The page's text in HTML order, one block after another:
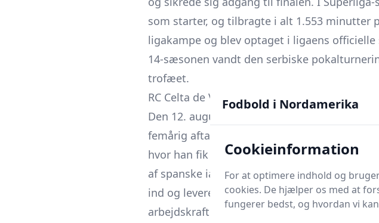
som starter, og tilbragte i alt 1.553 minutter
ligakampe og blev optaget i ligaens
14-sæsonen vandt den serbiske
trofæet.
RC Celta de Vigo
Den 12. august 2014 tog Radoja springet til
femårig aftale med La Liga-klubben RC
hvor han fik de sidste minutter i en 3-1-
af spanske iagttagere fremhævet som et af
ind og leverede stabile præstationer på en
arbejdskraft.
Fodbold i Nordamerika
Cookieinformation
For at optimere indhold og
cookies. De hjælper os med at
fungerer bedst, og hvordan vi